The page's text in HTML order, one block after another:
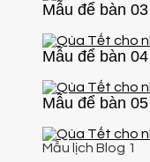
Mẫu để bàn 03
Mẫu để bàn 04
Mẫu để bàn 05
Mẫu lịch Blog 1